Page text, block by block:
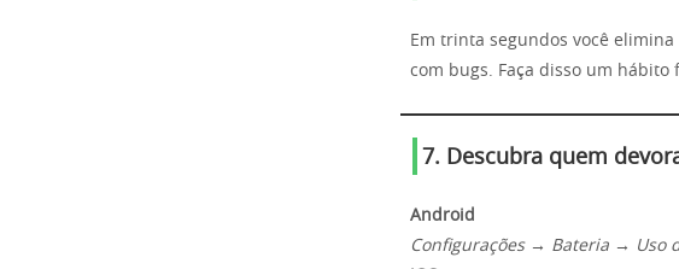
Em trinta segundos você
com bugs. Faça disso um hábito
7. Descubra quem
Android
Configurações → Bateria → Uso